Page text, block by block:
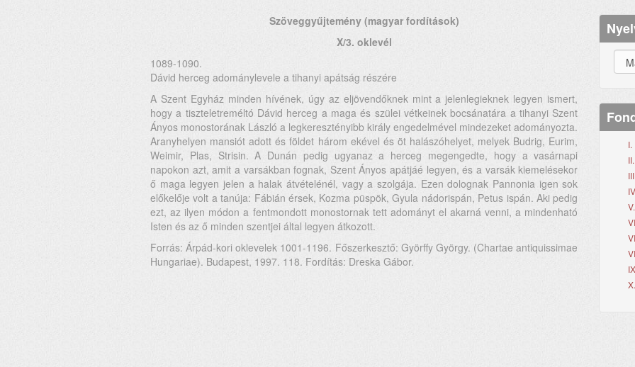
Szöveggyűjtemény (magyar fordítások)
X/3. oklevél
1089-1090.
Dávid herceg adománylevele a tihanyi apátság részére
A Szent Egyház minden hívének, úgy az eljövendőknek mint a jelenlegieknek legyen ismert,
hogy a tiszteletreméltó Dávid herceg a maga és szülei vétkeinek bocsánatára a tihanyi Szent
Ányos monostorának László a legkeresztényibb király engedelmével mindezeket adományozta.
Aranyhelyen mansiót adott és földet három ekével és öt halászóhelyet, melyek Budrig, Eurim,
Weimir, Plas, Strisin. A Dunán pedig ugyanaz a herceg megengedte, hogy a vasárnapi
napokon azt, amit a varsákban fognak, Szent Ányos apátjáé legyen, és a varsák kiemelésekor
ő maga legyen jelen a halak átvételénél, vagy a szolgája. Ezen dolognak Pannonia igen sok
előkelője volt a tanúja: Fábián érsek, Kozma püspök, Gyula nádorispán, Petus ispán. Aki pedig
ezt, az ilyen módon a fentmondott monostornak tett adományt el akarná venni, a mindenható
Isten és az ő minden szentjei által legyen átkozott.
Forrás: Árpád-kori oklevelek 1001-1196. Főszerkesztő: Györffy György. (Chartae antiquissimae
Hungariae). Budapest, 1997. 118. Fordítás: Dreska Gábor.